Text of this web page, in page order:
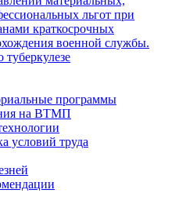
льгот при
краткосрочных
военной службы.
программы
на ВТМП
условий труда